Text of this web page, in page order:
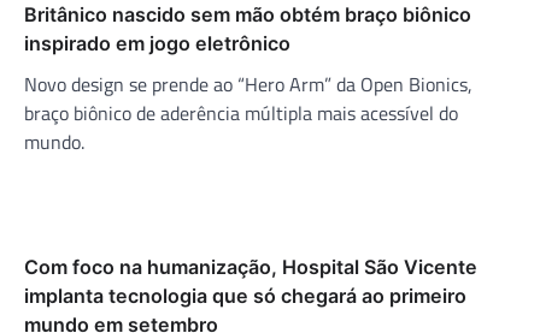
Britânico nascido sem mão obtém braço biônico
inspirado em jogo eletrônico
Novo design se prende ao “Hero Arm” da Open Bionics,
braço biônico de aderência múltipla mais acessível do
mundo.
Com foco na humanização, Hospital São Vicente
implanta tecnologia que só chegará ao primeiro
mundo em setembro